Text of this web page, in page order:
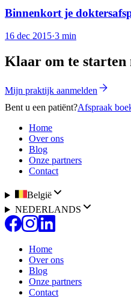
Binnenkort je
16 dec 2015·3 min
Klaar om te starten
Mijn praktijk aanmelden
Bent u een patiënt?Afspraak
Home
Over ons
Blog
Onze partners
Contact
België
NEDERLANDS
Home
Over ons
Blog
Onze partners
Contact